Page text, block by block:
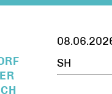
SH